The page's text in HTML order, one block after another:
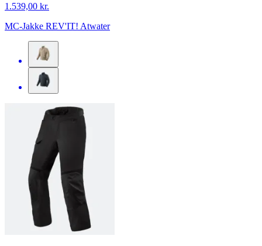
1.539,00 kr.
MC-Jakke REV'IT! Atwater